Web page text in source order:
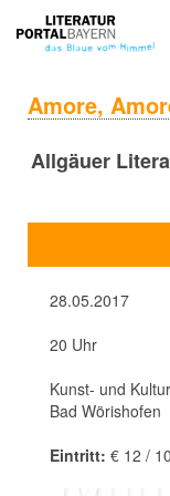
Amore,
Allgäuer
28.05.2017
20 Uhr
Kunst- und
Bad Wörishofen
Eintritt: € 12 / 10